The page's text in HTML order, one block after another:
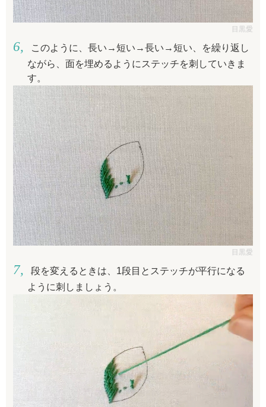
目黒愛
このように、長い→短い→長い→短い、を繰り返し
ながら、面を埋めるようにステッチを刺していきま
す。
目黒愛
段を変えるときは、1段目とステッチが平行になる
ように刺しましょう。